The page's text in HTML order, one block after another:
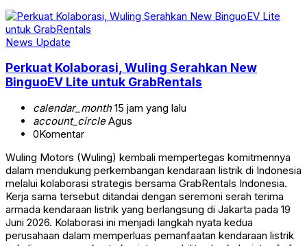
News Update
Perkuat Kolaborasi, Wuling Serahkan New
BinguoEV Lite untuk GrabRentals
calendar_month15 jam yang lalu
account_circleAgus
0Komentar
Wuling Motors (Wuling) kembali mempertegas komitmennya
dalam mendukung perkembangan kendaraan listrik di Indonesia
melalui kolaborasi strategis bersama GrabRentals Indonesia.
Kerja sama tersebut ditandai dengan seremoni serah terima
armada kendaraan listrik yang berlangsung di Jakarta pada 19
Juni 2026. Kolaborasi ini menjadi langkah nyata kedua
perusahaan dalam memperluas pemanfaatan kendaraan listrik